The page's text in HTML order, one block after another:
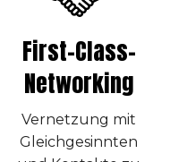
First-Class-
Networking
Vernetzung mit
Gleichgesinnten